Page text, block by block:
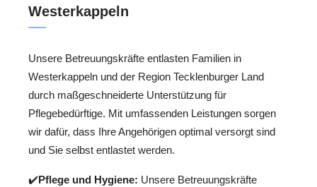
Westerkappeln
Unsere Betreuungskräfte entlasten Familien in
Westerkappeln und der Region Tecklenburger Land
durch maßgeschneiderte Unterstützung für
Pflegebedürftige. Mit umfassenden Leistungen sorgen
wir dafür, dass Ihre Angehörigen optimal versorgt sind
und Sie selbst entlastet werden.
✔️Pflege und Hygiene: Unsere Betreuungskräfte